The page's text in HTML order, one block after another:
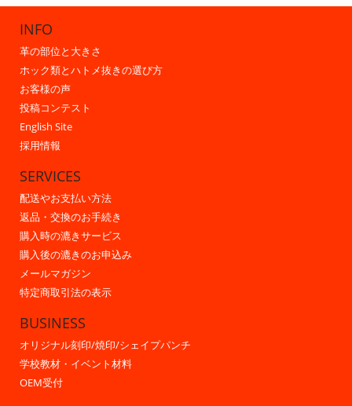
INFO
革の部位と大きさ
ホック類とハトメ抜きの選び方
お客様の声
投稿コンテスト
English Site
採用情報
SERVICES
配送やお支払い方法
返品・交換のお手続き
購入時の漉きサービス
購入後の漉きのお申込み
メールマガジン
特定商取引法の表示
BUSINESS
オリジナル刻印/焼印/シェイプパンチ
学校教材・イベント材料
OEM受付